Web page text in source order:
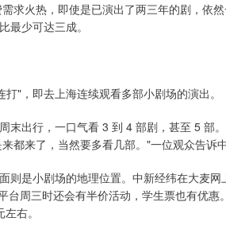
求火热，即使是已演出了两三年的剧，依
最少可达三成。
"，即去上海连续观看多部小剧场的演出。
末出行，一口气看 3 到 4 部剧，甚至 5 部
都来了，当然要多看几部。"一位观众告诉中
则是小剧场的地理位置。中新经纬在大麦
周三时还会有半价活动，学生票也有优惠
右。